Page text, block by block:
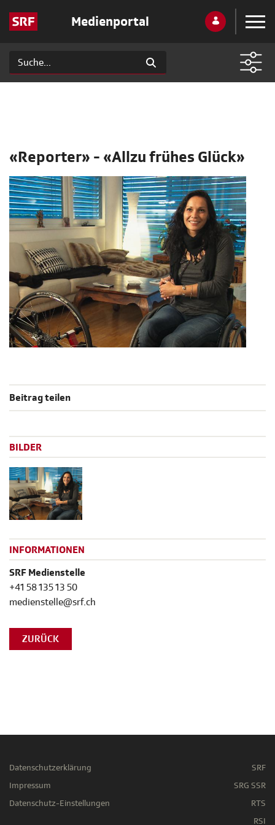
Medienportal
«Reporter» - «Allzu frühes Glück»
Beitrag teilen
BILDER
INFORMATIONEN
SRF Medienstelle
+41 58 135 13 50
medienstelle@srf.ch
ZURÜCK
Datenschutzerklärung
Impressum
Datenschutz-Einstellungen
SRF
SRG SSR
RTS
RSI